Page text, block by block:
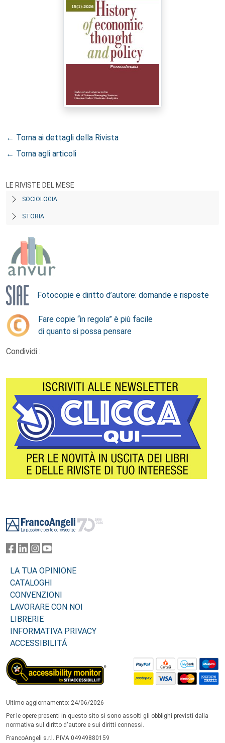
← Torna ai dettagli della Rivista
← Torna agli articoli
LE RIVISTE DEL MESE
SOCIOLOGIA
STORIA
Fotocopie e diritto d’autore: domande e risposte
Fare copie “in regola” è più facile
di quanto si possa pensare
Condividi :
LA TUA OPINIONE
CATALOGHI
CONVENZIONI
LAVORARE CON NOI
LIBRERIE
INFORMATIVA PRIVACY
ACCESSIBILITÁ
Ultimo aggiornamento: 24/06/2026
Per le opere presenti in questo sito si sono assolti gli obblighi previsti dalla
normativa sul diritto d'autore e sui diritti connessi.
FrancoAngeli s.r.l. P.IVA 04949880159